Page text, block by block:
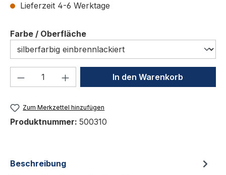
Lieferzeit 4-6 Werktage
Farbe / Oberflächeauswählen
Produkt Anzahl: Gib denIn den Warenkorb
Zum Merkzettel hinzufügen
Produktnummer: 500310
Beschreibung